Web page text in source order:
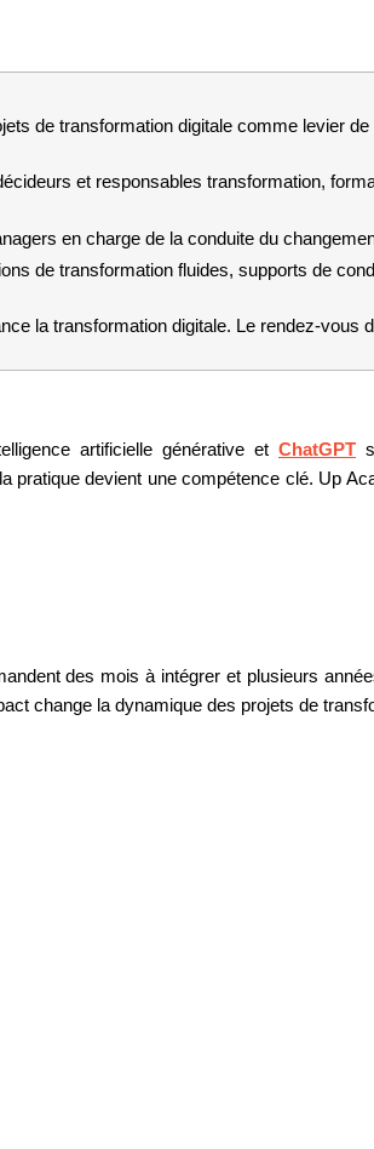
de transformation digitale comme levier
et responsables transformation,
en charge de la conduite du
de transformation fluides, supports de
la transformation digitale. Le rendez-vous
artificielle générative et ChatGPT
pratique devient une compétence clé. Up
des mois à intégrer et plusieurs
change la dynamique des projets de